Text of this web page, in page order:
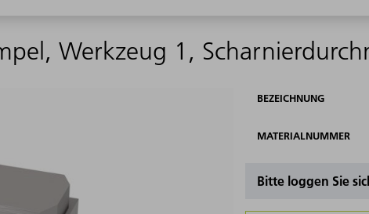
BEZEICHNUNG
MATERIALNUMMER
Bitte loggen Sie